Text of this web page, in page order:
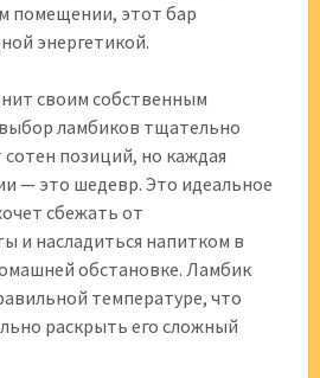
помещении, этот бар
энергетикой.
своим собственным
ламбиков тщательно
позиций, но каждая
— это шедевр. Это идеальное
сбежать от
и насладиться напитком в
обстановке. Ламбик
температуре, что
раскрыть его сложный